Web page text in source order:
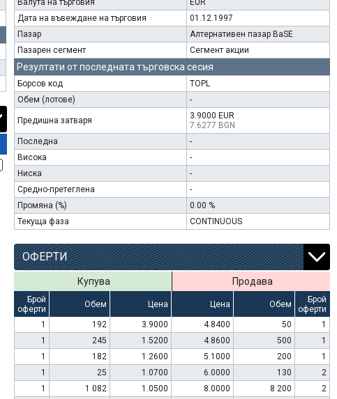
Валута на търговия
EUR
Дата на въвеждане на търговия
01.12.1997
Пазар
Алтернативен пазар BaSE
Пазарен сегмент
Сегмент акции
Резултати от последната търговска сесия
Борсов код
TOPL
Обем (лотове)
-
Предишна затваря
3.9000 EUR
7.6277 BGN
Последна
-
Висока
-
Ниска
-
Средно-претеглена
-
Промяна (%)
0.00 %
Текуща фаза
CONTINUOUS
ОФЕРТИ
Купува Продава
Брой
оферти
Обем Цена Цена Обем
Брой
оферти
1
192 3.9000 4.8400 50
1
1
245 1.5200 4.8600 500
1
1
182 1.2600 5.1000 200
1
1
25 1.0700 6.0000 130
2
1
1 082 1.0500 8.0000 8 200
2